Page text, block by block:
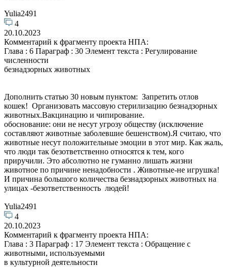
Yulia2491
4
20.10.2023
Комментарий к фрагменту проекта НПА:
Глава : 6 Параграф : 30 Элемент текста : Регулирование
численности
безнадзорных животных
Дополнить статью 30 новым пунктом: Запретить отлов
кошек! Организовать массовую стерилизацию безнадзорных
животных.Вакцинацию и чипирование.
обоснование: они не несут угрозу обществу (исключение
составляют животные заболевшие бешенством).Я считаю, что
животные несут положительные эмоции в этот мир. Как жаль,
что люди так безответственно относятся к тем, кого
приручили. Это абсолютно не гуманно лишать жизни
животное по причине ненадобности . Животные-не игрушка!
И причина большого количества безнадзорных животных на
улицах -безответственность людей!
Yulia2491
4
20.10.2023
Комментарий к фрагменту проекта НПА:
Глава : 3 Параграф : 17 Элемент текста : Обращение с
животными, используемыми
в культурной деятельности